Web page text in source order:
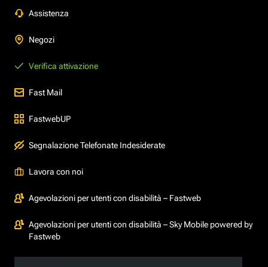
Assistenza
Negozi
Verifica attivazione
Fast Mail
FastwebUP
Segnalazione Telefonate Indesiderate
Lavora con noi
Agevolazioni per utenti con disabilità – Fastweb
Agevolazioni per utenti con disabilità – Sky Mobile powered by
Fastweb